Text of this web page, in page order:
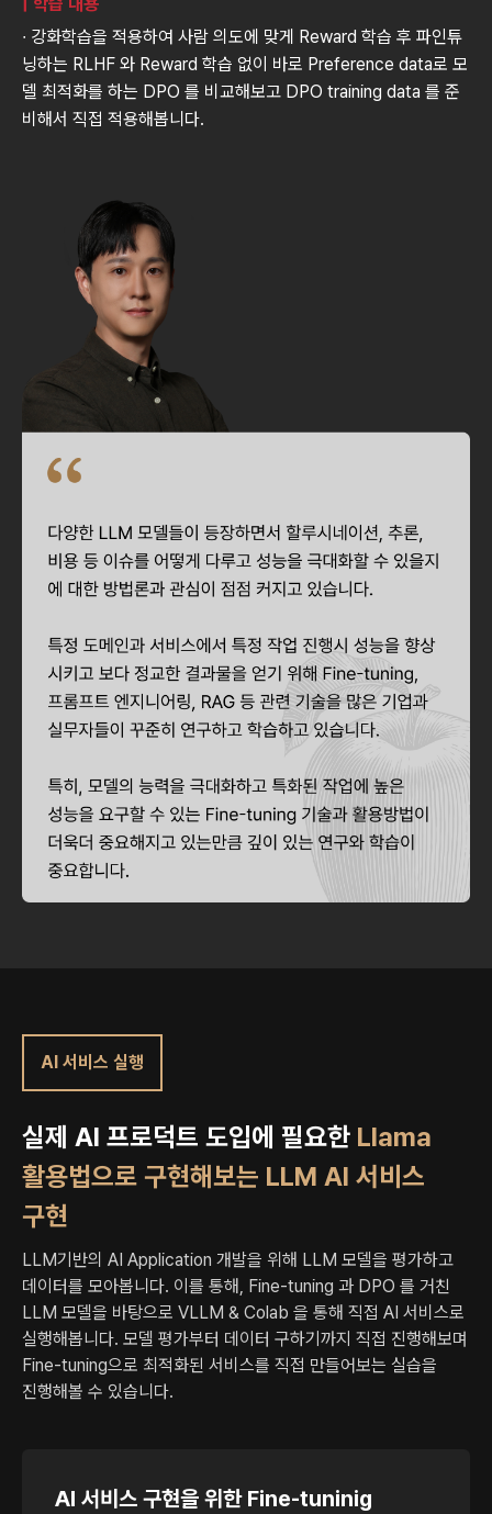
∙ 강화학습을 적용하여 사람 의도에 맞게 Reward 학습 후 파인튜
닝하는 RLHF 와 Reward 학습 없이 바로 Preference data로 모
델 최적화를 하는 DPO 를 비교해보고 DPO training data 를 준
비해서 직접 적용해봅니다.
AI 서비스 실행
실제 AI 프로덕트 도입에 필요한 Llama
활용법으로 구현해보는 LLM AI 서비스
구현
LLM기반의 AI Application 개발을 위해 LLM 모델을 평가하고
데이터를 모아봅니다. 이를 통해, Fine-tuning 과 DPO 를 거친
LLM 모델을 바탕으로 VLLM & Colab 을 통해 직접 AI 서비스로
실행해봅니다. 모델 평가부터 데이터 구하기까지 직접 진행해보며
Fine-tuning으로 최적화된 서비스를 직접 만들어보는 실습을
진행해볼 수 있습니다.
AI 서비스 구현을 위한 Fine-tuninig